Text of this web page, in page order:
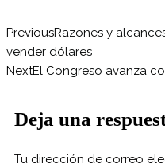
PreviousRazones y
vender dólares
NextEl Congreso avanza
Deja una
Tu dirección de correo